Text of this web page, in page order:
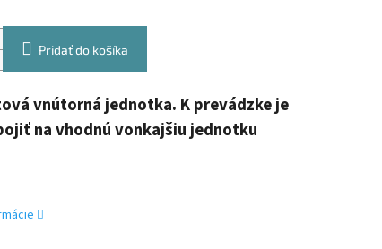
Pridať do košíka
vnútorná jednotka. Kprevádzke je
na vhodnú vonkajšiu jednotku